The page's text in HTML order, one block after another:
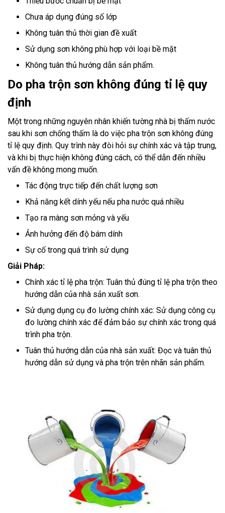
Chưa áp dụng đúng số lớp
Không tuân thủ thời gian đề xuất
Sử dụng sơn không phù hợp với loại bề mặt
Không tuân thủ hướng dẫn sản phẩm.
Do pha trộn sơn không đúng tỉ lệ quy
định
Một trong những nguyên nhân khiến tường nhà bị thấm nước
sau khi sơn chống thấm là do việc pha trộn sơn không đúng
tỉ lệ quy định. Quy trình này đòi hỏi sự chính xác và tập trung,
và khi bị thực hiện không đúng cách, có thể dẫn đến nhiều
vấn đề không mong muốn.
Tác động trực tiếp đến chất lượng sơn
Khả năng kết dính yếu nếu pha nước quá nhiều
Tạo ra màng sơn mỏng và yếu
Ảnh hưởng đến độ bám dính
Sự cố trong quá trình sử dụng
Giải Pháp:
Chính xác tỉ lệ pha trộn: Tuân thủ đúng tỉ lệ pha trộn theo
hướng dẫn của nhà sản xuất sơn.
Sử dụng dụng cụ đo lường chính xác: Sử dụng công cụ
đo lường chính xác để đảm bảo sự chính xác trong quá
trình pha trộn.
Tuân thủ hướng dẫn của nhà sản xuất: Đọc và tuân thủ
hướng dẫn sử dụng và pha trộn trên nhãn sản phẩm.